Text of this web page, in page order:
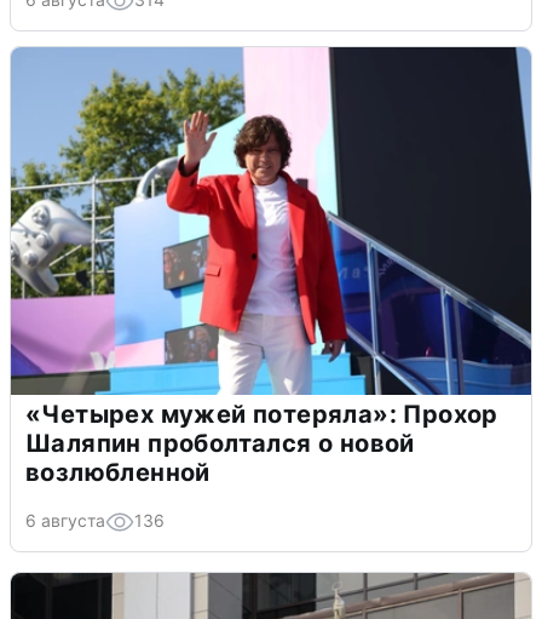
«Четырех мужей потеряла»: Прохор
Шаляпин проболтался о новой
возлюбленной
6 августа 136